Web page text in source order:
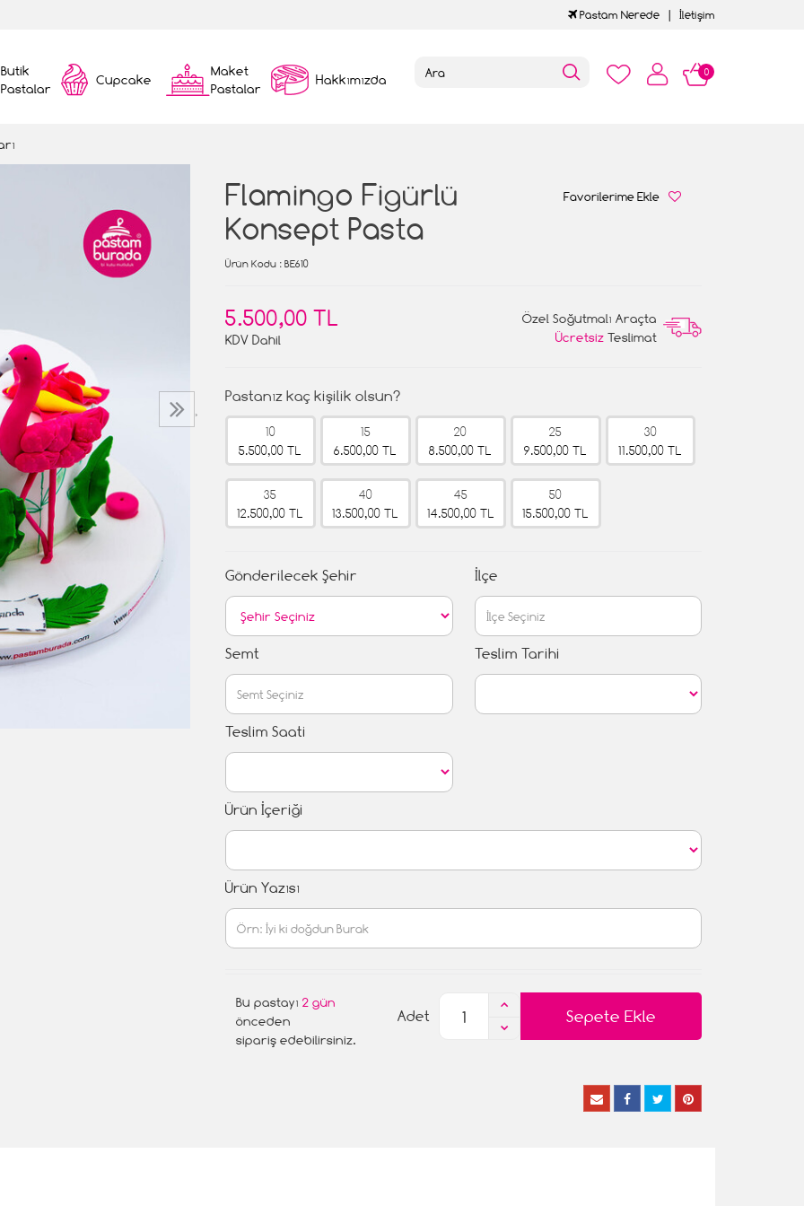
Pastam Nerede İletişim
Butik
Pastalar
Cupcake
Maket
Pastalar
Hakkımızda 0
›
Flamingo Figürlü
Konsept Pasta
Favorilerime Ekle
Ürün Kodu : BE610
5.500,00 TL
KDV Dahil
Özel Soğutmalı Araçta
Ücretsiz Teslimat
Pastanız kaç kişilik olsun?
10
5.500,00 TL
15
6.500,00 TL
20
8.500,00 TL
25
9.500,00 TL
30
11.500,00 TL
35
12.500,00 TL
40
13.500,00 TL
45
14.500,00 TL
50
15.500,00 TL
Gönderilecek Şehir İlçe
Semt Teslim Tarihi
Teslim Saati
Ürün İçeriği
Ürün Yazısı
Bu pastayı 2 gün
önceden
sipariş edebilirsiniz.
Sepete Ekle
Adet